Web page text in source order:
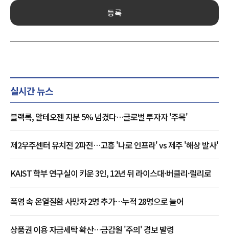
등록
실시간 뉴스
블랙록, 알테오젠 지분 5% 넘겼다…글로벌 투자자 '주목'
제2우주센터 유치전 2파전…고흥 '나로 인프라' vs 제주 '해상 발사'
KAIST 학부 연구실이 키운 3인, 12년 뒤 라이스대·버클리·릴리로
폭염 속 온열질환 사망자 2명 추가…누적 28명으로 늘어
상품권 이용 자금세탁 확산…금감원 '주의' 경보 발령